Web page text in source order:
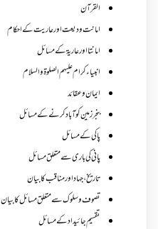
القرآن
امانت ودیعت اورعاریت کے احکام
امانتا اور عاریة کے مسائل
انبیاء کرام علیہم الصلوۃ والسلام
ایمان وعقائد
بنجر زمین کو آباد کرنے کے مسائل
پاکی کے مسائل
پانی کی باری سے متعلق مسائل
تاریخ،جہاد اور مناقب کا بیان
تصوف و سلوک سے متعلق مسائل کا بیان
تقسیم جائیداد کے مسائل